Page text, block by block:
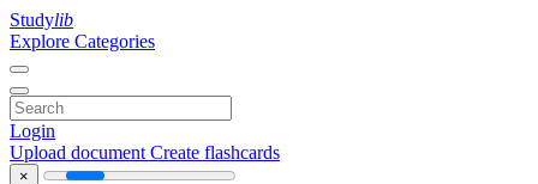
Studylib
Explore Categories
Login
Upload document Create flashcards
×